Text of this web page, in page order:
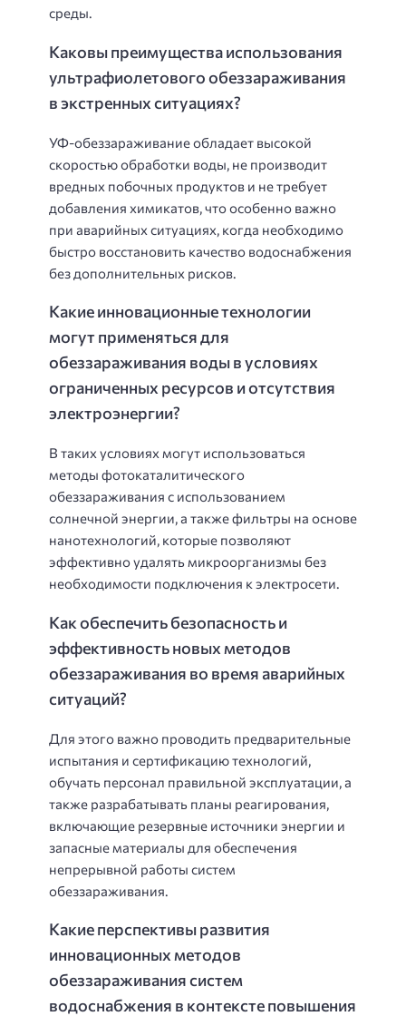
среды.
Каковы преимущества использования
ультрафиолетового обеззараживания
в экстренных ситуациях?
УФ-обеззараживание обладает высокой
скоростью обработки воды, не производит
вредных побочных продуктов и не требует
добавления химикатов, что особенно важно
при аварийных ситуациях, когда необходимо
быстро восстановить качество водоснабжения
без дополнительных рисков.
Какие инновационные технологии
могут применяться для
обеззараживания воды в условиях
ограниченных ресурсов и отсутствия
электроэнергии?
В таких условиях могут использоваться
методы фотокаталитического
обеззараживания с использованием
солнечной энергии, а также фильтры на основе
нанотехнологий, которые позволяют
эффективно удалять микроорганизмы без
необходимости подключения к электросети.
Как обеспечить безопасность и
эффективность новых методов
обеззараживания во время аварийных
ситуаций?
Для этого важно проводить предварительные
испытания и сертификацию технологий,
обучать персонал правильной эксплуатации, а
также разрабатывать планы реагирования,
включающие резервные источники энергии и
запасные материалы для обеспечения
непрерывной работы систем
обеззараживания.
Какие перспективы развития
инновационных методов
обеззараживания систем
водоснабжения в контексте повышения